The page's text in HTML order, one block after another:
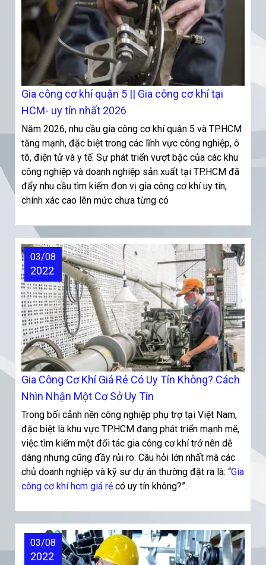
Gia công cơ khí quận 5 || Gia công cơ khí tại
HCM- uy tín nhất 2026
Năm 2026, nhu cầu gia công cơ khí quận 5 và TP.HCM
tăng mạnh, đặc biệt trong các lĩnh vực công nghiệp, ô
tô, điện tử và y tế. Sự phát triển vượt bậc của các khu
công nghiệp và doanh nghiệp sản xuất tại TP.HCM đã
đẩy nhu cầu tìm kiếm đơn vị gia công cơ khí uy tín,
chính xác cao lên mức chưa từng có
Gia Công Cơ Khí Giá Rẻ Có Uy Tín Không? Cách
Nhìn Nhận Một Cơ Sở Uy Tín
03/08
2022
Trong bối cảnh nền công nghiệp phụ trợ tại Việt Nam,
đặc biệt là khu vực TP.HCM đang phát triển mạnh mẽ,
việc tìm kiếm một đối tác gia công cơ khí trở nên dễ
dàng nhưng cũng đầy rủi ro. Câu hỏi lớn nhất mà các
chủ doanh nghiệp và kỹ sư dự án thường đặt ra là: “Gia
công cơ khí hcm giá rẻ có uy tín không?”.
03/08
2022